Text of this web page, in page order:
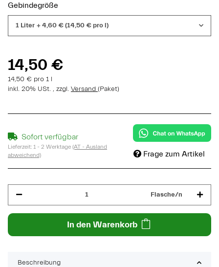
Gebindegröße
1 Liter + 4,60 € (14,50 € pro l)
14,50 €
14,50 € pro 1 l
inkl. 20% USt. , zzgl. Versand (Paket)
Sofort verfügbar
Lieferzeit: 1 - 2 Werktage (AT - Ausland
abweichend)
Frage zum Artikel
Flasche/n
In den Warenkorb
Beschreibung